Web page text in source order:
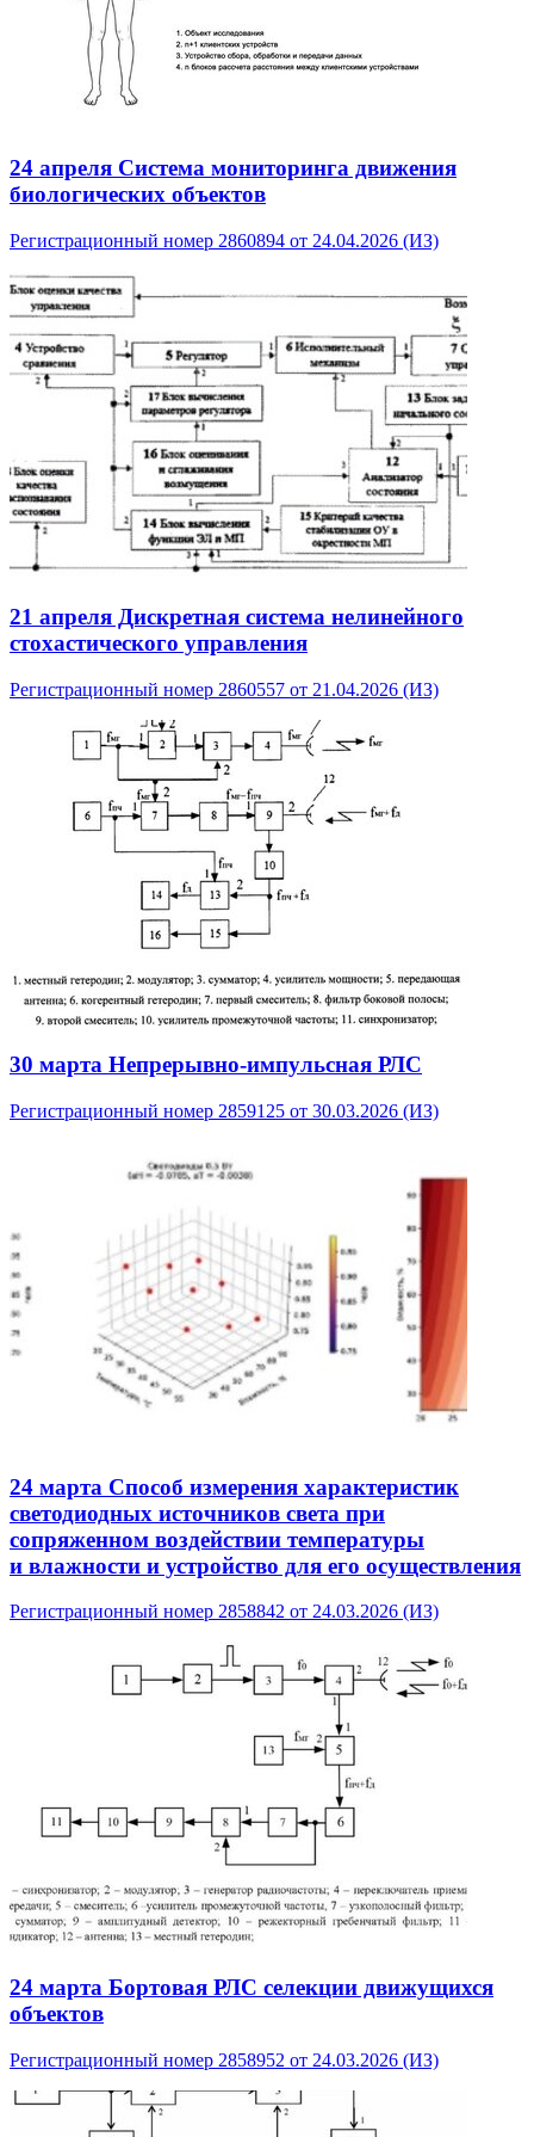
24 апреля Система мониторинга движения
биологических объектов
Регистрационный номер 2860894 от 24.04.2026 (ИЗ)
21 апреля Дискретная система нелинейного
стохастического управления
Регистрационный номер 2860557 от 21.04.2026 (ИЗ)
30 марта Непрерывно-импульсная РЛС
Регистрационный номер 2859125 от 30.03.2026 (ИЗ)
24 марта Способ измерения характеристик
светодиодных источников света при
сопряженном воздействии температуры
и влажности и устройство для его осуществления
Регистрационный номер 2858842 от 24.03.2026 (ИЗ)
24 марта Бортовая РЛС селекции движущихся
объектов
Регистрационный номер 2858952 от 24.03.2026 (ИЗ)